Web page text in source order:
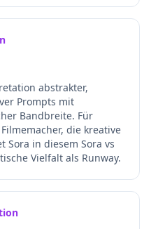
abstrakter,
Prompts mit
Bandbreite. Für
die kreative
Sora in diesem Sora vs
Vielfalt als Runway.